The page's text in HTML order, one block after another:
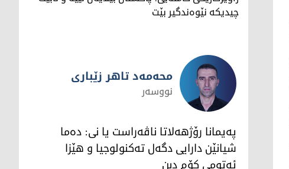
چیدیکە نێوەندگیر بێت
محەمەد تاهر زێبارى
محەمەد تاهر زێبارى
نووسەر
پەیمانا رۆژهەلاتا ناڤەراست یا نى: دەما
شیانێن دارایى دگەل تەکنولوجیا و هێزا